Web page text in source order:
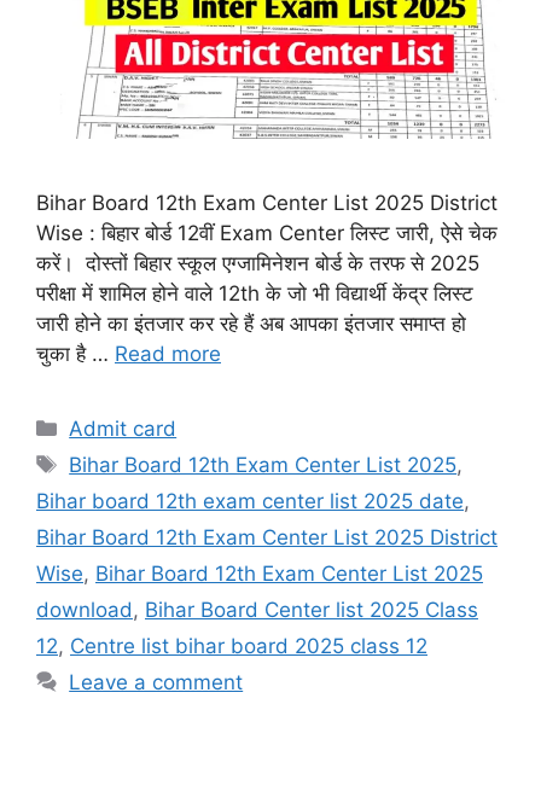
Bihar Board 12th Exam Center List 2025 District
Wise : बिहार बोर्ड 12वीं Exam Center लिस्ट जारी, ऐसे चेक
करें। दोस्तों बिहार स्कूल एग्जामिनेशन बोर्ड के तरफ से 2025
परीक्षा में शामिल होने वाले 12th के जो भी विद्यार्थी केंद्र लिस्ट
जारी होने का इंतजार कर रहे हैं अब आपका इंतजार समाप्त हो
चुका है … Read more
Categories
Admit card
Tags
Bihar Board 12th Exam Center List 2025,
Bihar board 12th exam center list 2025 date,
Bihar Board 12th Exam Center List 2025 District
Wise, Bihar Board 12th Exam Center List 2025
download , Bihar Board Center list 2025 Class
12, Centre list bihar board 2025 class 12
Leave a comment